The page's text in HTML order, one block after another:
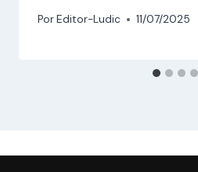
PorEditor-Ludic 11/07/2025